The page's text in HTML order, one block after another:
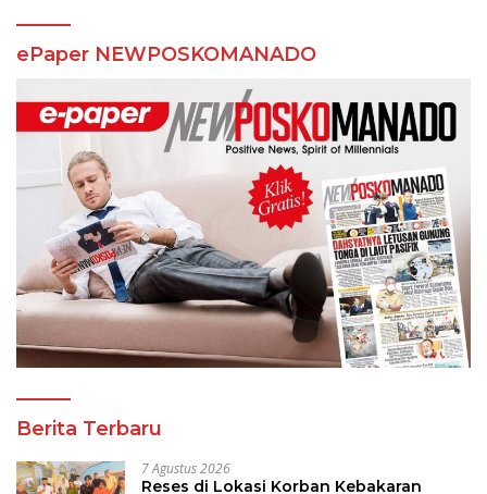
ePaper NEWPOSKOMANADO
Berita Terbaru
7 Agustus 2026
Reses di Lokasi Korban Kebakaran